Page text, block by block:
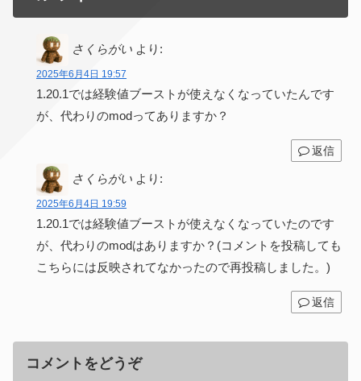
さくらがい より:
2025年6月4日 19:57
1.20.1では経験値ブーストが使えなくなっていたんです
が、代わりのmodってありますか？
返信
さくらがい より:
2025年6月4日 19:59
1.20.1では経験値ブーストが使えなくなっていたのです
が、代わりのmodはありますか？(コメントを投稿しても
こちらには反映されてなかったので再投稿しました。)
返信
コメントをどうぞ